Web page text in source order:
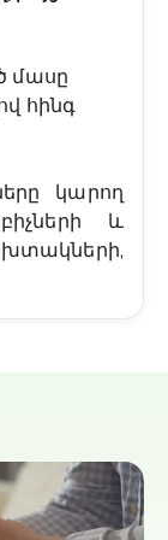
մասը
հինգ
կարող
և
ու